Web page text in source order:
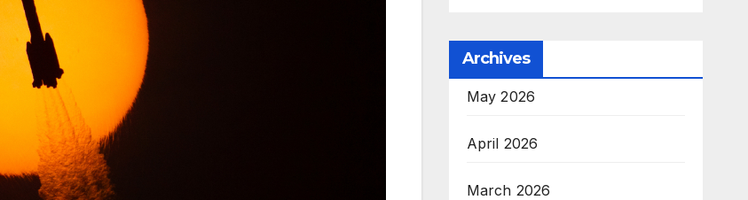
Archives
May 2026
April 2026
March 2026